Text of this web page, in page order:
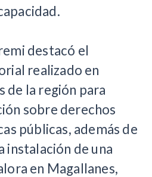
destacó el
realizado en
de la región para
sobre derechos
públicas, además de
instalación de una
en Magallanes,